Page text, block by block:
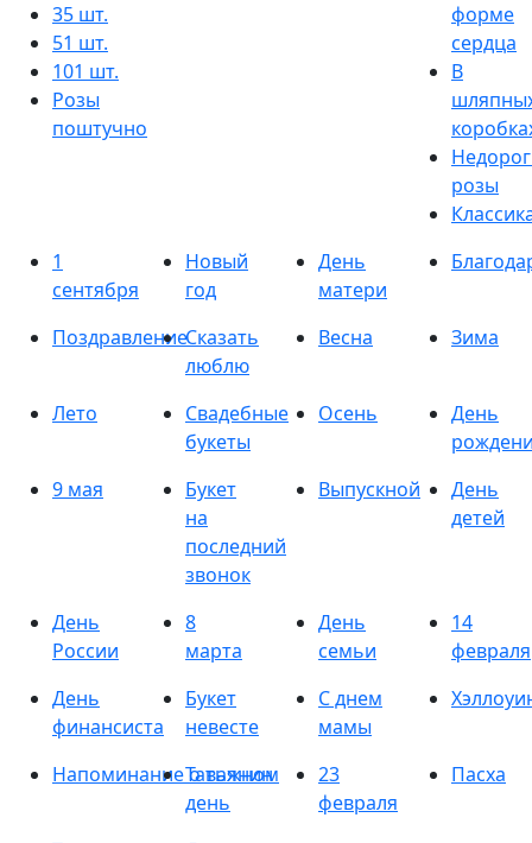
35 шт.
51 шт.
101 шт.
Розы
поштучно
форме
сердца
В
розы
1
сентября
Новый
год
День
матери
ПоздравлениеСказать
люблю
Весна Зима
Лето
Свадебные
букеты
Осень
День
9 мая
Букет
на
последний
звонок
Выпускной
День
детей
День
России
8
марта
День
семьи
14
февраля
День
финансиста
Букет
невесте
С днем
мамы
Напоминание о важном
Татьянин
день
23
февраля
Пасха